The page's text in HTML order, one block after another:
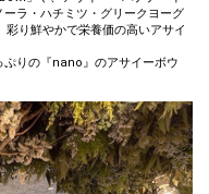
ラ・ハチミツ・グリークヨーグ
り鮮やかで栄養価の高いアサイ
ぷりの『nano』のアサイーボウ